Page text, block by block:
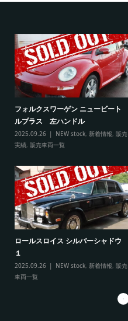
フォルクスワーゲン ニュービート
ルプラス 左ハンドル
2025.09.26 NEW stock, 新着情報, 販売
実績, 販売車両一覧
ロールスロイス シルバーシャドウ
１
2025.09.26 NEW stock, 新着情報, 販売
車両一覧